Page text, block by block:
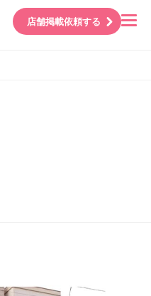
店舗掲載依頼する